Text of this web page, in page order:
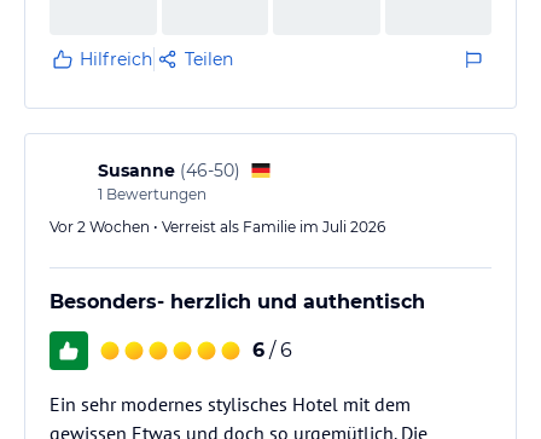
empfehlen das Hotel wärmstens weiter. Vielen Dank
Hilfreich Teilen
Susanne (46-50)
1 Bewertungen
Vor 2 Wochen • Verreist als Familie im Juli 2026
Besonders- herzlich und authentisch
6 / 6
Ein sehr modernes stylisches Hotel mit dem
gewissen Etwas und doch so urgemütlich. Die